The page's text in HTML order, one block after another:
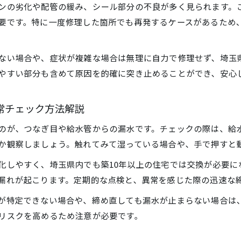
タンク内のチェーンや浮き玉の
水が止まらない場合の簡単な見
見えない場所の水漏れは専門調
調査内容や費用の目安を事前に知
トイレ水漏れ自力対応の判断ポ
の劣化や配管の緩み、シール部分の不良が多く見られます
です。特に一度修理した箇所でも再発するケースがあるた
い場合や、症状が複雑な場合は無理に自力で修理せず、埼
すい部分も含めて原因を的確に突き止めることができ、安心
チェック方法解説
が、つなぎ目や給水管からの漏水です。チェックの際は、
観察しましょう。触れてみて湿っている場合や、手で押すと
しやすく、埼玉県内でも築10年以上の住宅では交換が必要
れが起こります。定期的な点検と、異常を感じた際の迅速な
特定できない場合や、締め直しても漏水が止まらない場合
クを高めるため注意が必要です。